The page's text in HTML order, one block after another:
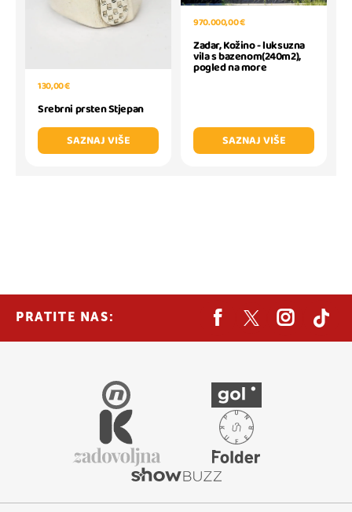
130,00 €
Srebrni prsten Stjepan
SAZNAJ VIŠE
970.000,00 €
Zadar, Kožino - luksuzna
vila s bazenom(240m2),
pogled na more
SAZNAJ VIŠE
PRATITE NAS: